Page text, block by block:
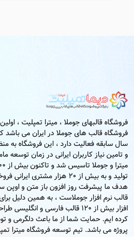
فروشگاه قالبهای جوملا ، میترا تمپلیت ،
سال سابقه فعالیت دارد ، این فروشگاه به
و تامین نیاز کاربران ایرانی در زمان توسعه
تولید و به بیش از 20 هزار مشتری
هدف ما پیشرفت روز افزون باز متن و
قالب نرم افزار جوملاست ، به همین دلیل
افزار بیش از 120 قالب فارسی و
کرده ایم. حمایت شما از ما باعث دلگرمی و
پروژه می باشد. تیم توسعه فروشگاه میترا